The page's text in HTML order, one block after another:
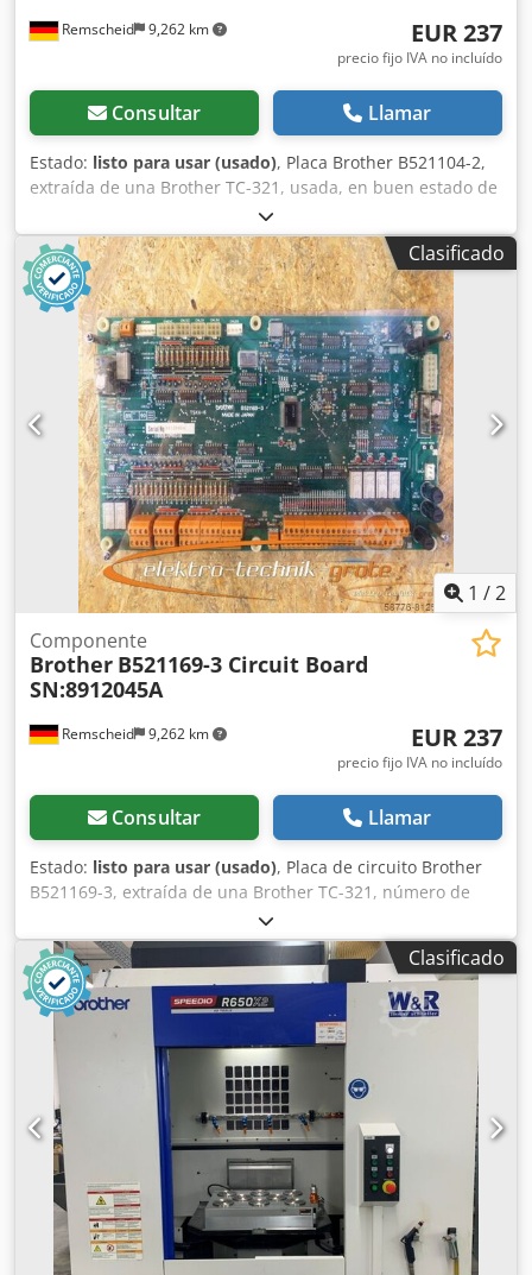
Remscheid 9,262 km EUR 237
precio fijo IVA no incluído
Consultar Llamar
Estado: listo para usar (usado), Placa Brother B521104-2,
extraída de una Brother TC-321, usada, en buen estado de
conservación, 100 % funcional. Dkodpfxji D Uk Ho Afwsr
Clasificado
1 /2
Remscheid 9,262 km
Componente
Brother B521169-3 Circuit Board
SN:8912045A
EUR 237
precio fijo IVA no incluído
Consultar Llamar
Estado: listo para usar (usado), Placa de circuito Brother
B521169-3, extraída de una Brother TC-321, número de
serie según la fotografía, usada, en buen estado de
conservación, 100 % funcional. Dsdpfx Afsi D Ulkowekr
Clasificado